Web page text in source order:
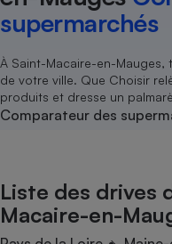
supermarchés
À Saint-Macaire-en-Mauges,
de votre ville. Que Choisir
produits et dresse un
Comparateur des
Liste des drives
Macaire-en-
Enquêtes
Guides d'achat
Conseils
Brèves
Soumettre un litige
Lettres types
Nos actions
Nos grandes victoires
Les billets de la
Nos associations
Nous rejoindre
nous ?
Nos missions
Notre méthodologie
Notre financement
Nos partenaires
Nous rejoindre